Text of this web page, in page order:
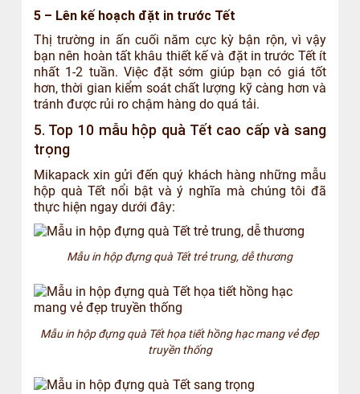
5 – Lên kế hoạch đặt in trước Tết
Thị trường in ấn cuối năm cực kỳ bận rộn, vì vậy
bạn nên hoàn tất khâu thiết kế và đặt in trước Tết ít
nhất 1-2 tuần. Việc đặt sớm giúp bạn có giá tốt
hơn, thời gian kiểm soát chất lượng kỹ càng hơn và
tránh được rủi ro chậm hàng do quá tải.
5. Top 10 mẫu hộp quà Tết cao cấp và sang
trọng
Mikapack xin gửi đến quý khách hàng những mẫu
hộp quà Tết nổi bật và ý nghĩa mà chúng tôi đã
thực hiện ngay dưới đây:
Mẫu in hộp đựng quà Tết trẻ trung, dễ thương
Mẫu in hộp đựng quà Tết họa tiết hồng hạc mang vẻ đẹp
truyền thống